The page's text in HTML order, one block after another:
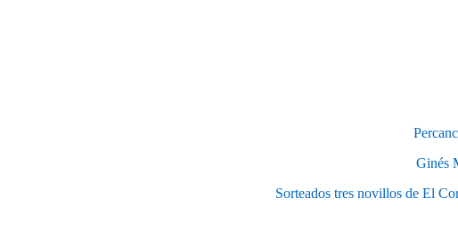
Ginés
Sorteados tres novillos de El